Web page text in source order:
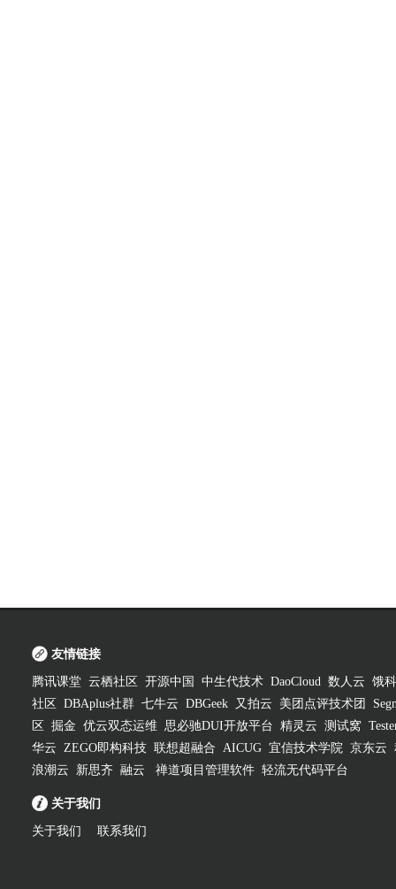
友情链接
腾讯课堂 云栖社区 开源中国 中生代技术 DaoCloud 数人云 饿
社区
DBAplus社群 七牛云 DBGeek 又拍云 美团点评技术团
区
掘金 优云双态运维 思必驰DUI开放平台 精灵云 测试窝
华云 ZEGO即构科技 联想超融合 AICUG 宜信技术学院 京东云
浪潮云
新思齐 融云 禅道项目管理软件 轻流无代码平台
关于我们
关于我们 联系我们